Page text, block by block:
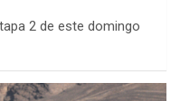
2 de este domingo